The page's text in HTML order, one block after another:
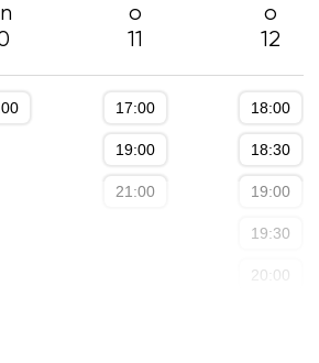
o
11
o
12
17:00
19:00
21:00
18:00
18:30
19:00
19:30
20:00